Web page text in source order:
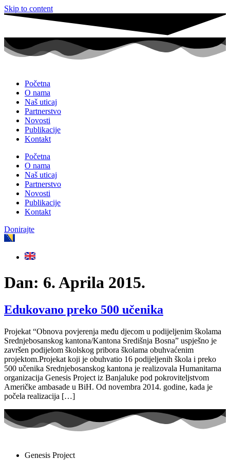
Skip to content
Početna
O nama
Naš uticaj
Partnerstvo
Novosti
Publikacije
Kontakt
Početna
O nama
Naš uticaj
Partnerstvo
Novosti
Publikacije
Kontakt
Donirajte
Dan: 6. Aprila 2015.
Edukovano preko 500 učenika
Projekat “Obnova povjerenja među djecom u podijeljenim školama
Srednjebosanskog kantona/Kantona Središnja Bosna” uspješno je
završen podijelom školskog pribora školama obuhvaćenim
projektom.Projekat koji je obuhvatio 16 podijeljenih škola i preko
500 učenika Srednjebosanskog kantona je realizovala Humanitarna
organizacija Genesis Project iz Banjaluke pod pokroviteljstvom
Američke ambasade u BiH. Od novembra 2014. godine, kada je
počela realizacija […]
Genesis Project